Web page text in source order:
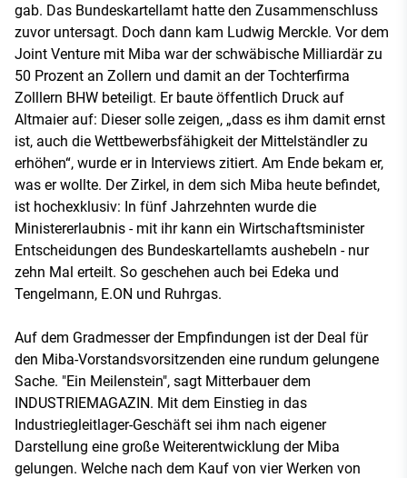
gab. Das Bundeskartellamt hatte den Zusammenschluss
zuvor untersagt. Doch dann kam Ludwig Merckle. Vor dem
Joint Venture mit Miba war der schwäbische Milliardär zu
50 Prozent an Zollern und damit an der Tochterfirma
Zolllern BHW beteiligt. Er baute öffentlich Druck auf
Altmaier auf: Dieser solle zeigen, „dass es ihm damit ernst
ist, auch die Wettbewerbsfähigkeit der Mittelständler zu
erhöhen“, wurde er in Interviews zitiert. Am Ende bekam er,
was er wollte. Der Zirkel, in dem sich Miba heute befindet,
ist hochexklusiv: In fünf Jahrzehnten wurde die
Ministererlaubnis - mit ihr kann ein Wirtschaftsminister
Entscheidungen des Bundeskartellamts aushebeln - nur
zehn Mal erteilt. So geschehen auch bei Edeka und
Tengelmann, E.ON und Ruhrgas.
Auf dem Gradmesser der Empfindungen ist der Deal für
den Miba-Vorstandsvorsitzenden eine rundum gelungene
Sache. "Ein Meilenstein", sagt Mitterbauer dem
INDUSTRIEMAGAZIN. Mit dem Einstieg in das
Industriegleitlager-Geschäft sei ihm nach eigener
Darstellung eine große Weiterentwicklung der Miba
gelungen. Welche nach dem Kauf von vier Werken von